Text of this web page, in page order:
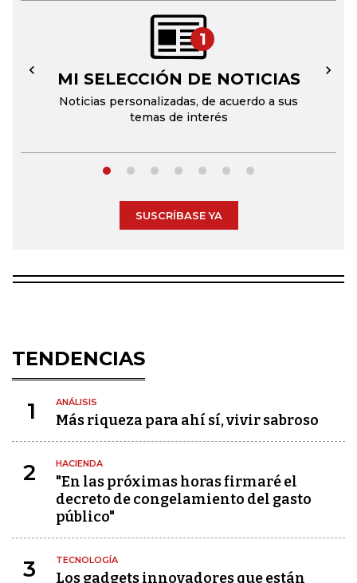
1
MI SELECCIÓN DE NOTICIAS
Noticias personalizadas, de acuerdo a sus
temas de interés
← →
SUSCRÍBASE YA
TENDENCIAS
1 ANÁLISIS
Más riqueza para ahí sí, vivir sabroso
2 HACIENDA
"En las próximas horas firmaré el
decreto de congelamiento del gasto
público"
3 TECNOLOGÍA
Los gadgets innovadores que están